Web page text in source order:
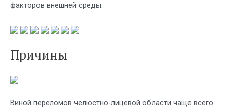
факторов внешней среды.
Причины
Виной переломов челюстно-лицевой области чаще всего